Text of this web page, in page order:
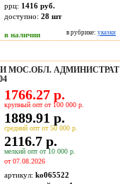
ррц: 1416 руб.
доступно: 28 шт
в наличии в рубрике: указки
МОС.ОБЛ. АДМИНИСТРАТ
1766.27 р.
крупный опт от 100 000 р.
1889.91 р.
средний опт от 50 000 р.
2116.7 р.
мелкий опт от 10 000 р.
от 07.08.2026
артикул: ko065522